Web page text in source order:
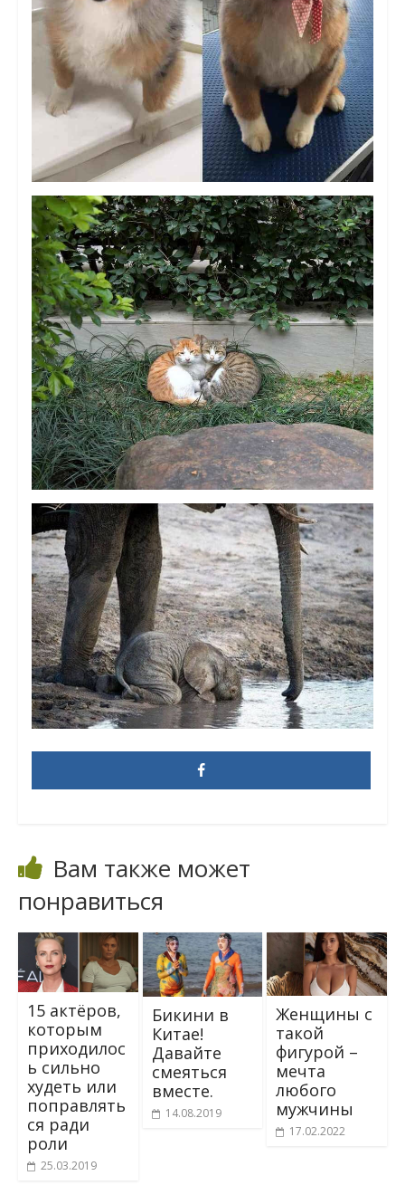
Вам также может
понравиться
15 актёров,
которым
приходилос
ь сильно
худеть или
поправлять
ся ради
роли
25.03.2019
Бикини в
Китае!
Давайте
смеяться
вместе.
14.08.2019
Женщины с
такой
фигурой –
мечта
любого
мужчины
17.02.2022